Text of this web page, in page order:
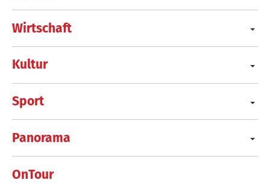
Wirtschaft
Kultur
Sport
Panorama
OnTour